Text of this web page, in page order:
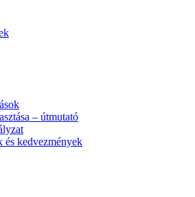
– útmutató
és kedvezmények